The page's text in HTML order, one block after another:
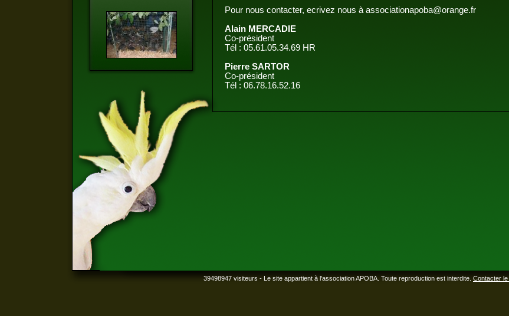
Pour nous contacter, ecrivez nous à associationapoba@orange.fr
Alain MERCADIE
Co-président
Tél : 05.61.05.34.69 HR
Pierre SARTOR
Co-président
Tél : 06.78.16.52.16
39498947 visiteurs - Le site appartient à l'association APOBA. Toute reproduction est interdite. Contacter